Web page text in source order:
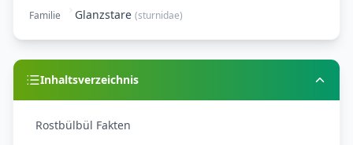
Familie
Glanzstare (sturnidae)
Inhaltsverzeichnis
Rostbülbül Fakten